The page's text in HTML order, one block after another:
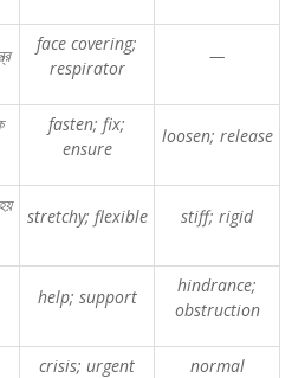
face covering;
respirator
—
fasten; fix;
ensure
loosen; release
হয়
stretchy; flexible stiff; rigid
help; support
hindrance;
obstruction
crisis; urgent
normal